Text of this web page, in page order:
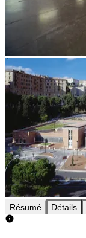
Résumé Détails